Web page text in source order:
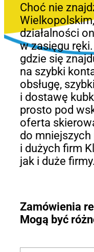
Choć nie
działalności
w zasięgu
gdzie się
na szybki
obsługę,
i dostawę
prosto pod
oferta
do
i dużych firm
jak i duże firmy.
Zamówienia
Mogą być